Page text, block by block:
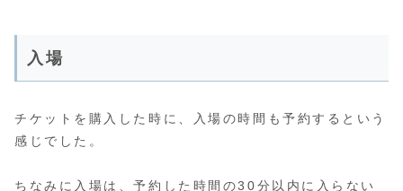
入場
チケットを購入した時に、入場の時間も予約するという
感じでした。
ちなみに入場は、予約した時間の30分以内に入らない